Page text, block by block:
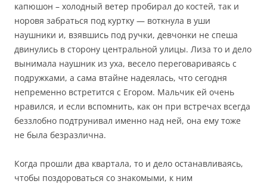
капюшон – холодный ветер пробирал до костей, так и
норовя забраться под куртку — воткнула в уши
наушники и, взявшись под ручки, девчонки не спеша
двинулись в сторону центральной улицы. Лиза то и дело
вынимала наушник из уха, весело переговариваясь с
подружками, а сама втайне надеялась, что сегодня
непременно встретится с Егором. Мальчик ей очень
нравился, и если вспомнить, как он при встречах всегда
беззлобно подтрунивал именно над ней, она ему тоже
не была безразлична.
Когда прошли два квартала, то и дело останавливаясь,
чтобы поздороваться со знакомыми, к ним